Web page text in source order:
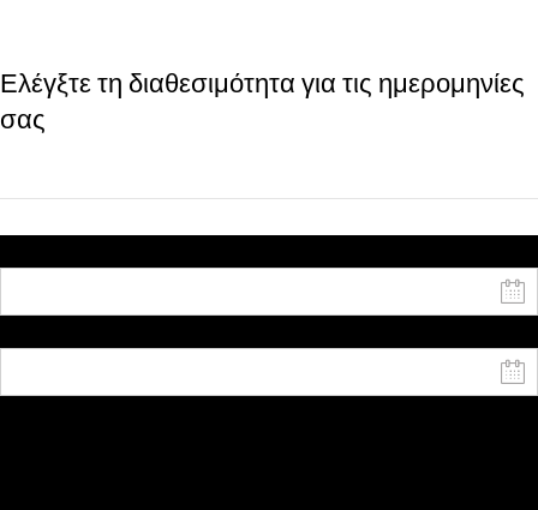
Ελέγξτε τη διαθεσιμότητα για τις ημερομηνίες
σας